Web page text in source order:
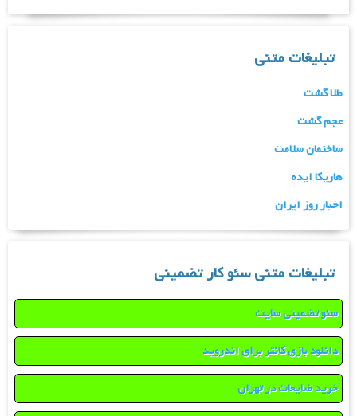
تبلیغات متنی
طلا گشت
عجم گشت
ساختمان سلامت
هاریکا ایده
اخبار روز ایران
تبلیغات متنی سئو کار تضمینی
سئو تضمینی سایت
دانلود بازی کانتر برای اندروید
خرید ضایعات در تهران